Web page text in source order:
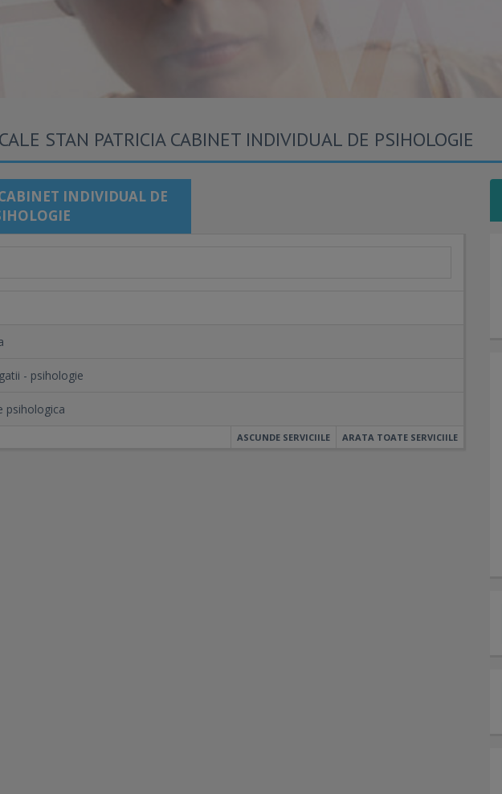
STAN PATRICIA CABINET INDIVIDUAL DE PSIHOLOGIE
INDIVIDUAL DE
- psihologie
psihologica
ARATA TOATE SERVICIILE
ASCUNDE SERVICIILE